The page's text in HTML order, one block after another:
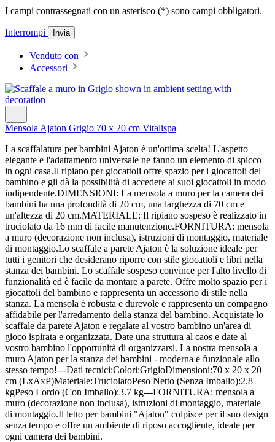
I campi contrassegnati con un asterisco (*) sono campi obbligatori.
Interrompi Invia
Venduto con
Accessori
Mensola Ajaton Grigio 70 x 20 cm Vitalispa
La scaffalatura per bambini Ajaton è un'ottima scelta! L'aspetto
elegante e l'adattamento universale ne fanno un elemento di spicco
in ogni casa.Il ripiano per giocattoli offre spazio per i giocattoli del
bambino e gli dà la possibilità di accedere ai suoi giocattoli in modo
indipendente.DIMENSIONI: La mensola a muro per la camera dei
bambini ha una profondità di 20 cm, una larghezza di 70 cm e
un'altezza di 20 cm.MATERIALE: Il ripiano sospeso è realizzato in
truciolato da 16 mm di facile manutenzione.FORNITURA: mensola
a muro (decorazione non inclusa), istruzioni di montaggio, materiale
di montaggio.Lo scaffale a parete Ajaton è la soluzione ideale per
tutti i genitori che desiderano riporre con stile giocattoli e libri nella
stanza dei bambini. Lo scaffale sospeso convince per l'alto livello di
funzionalità ed è facile da montare a parete. Offre molto spazio per i
giocattoli del bambino e rappresenta un accessorio di stile nella
stanza. La mensola è robusta e durevole e rappresenta un compagno
affidabile per l'arredamento della stanza del bambino. Acquistate lo
scaffale da parete Ajaton e regalate al vostro bambino un'area di
gioco ispirata e organizzata. Date una struttura al caos e date al
vostro bambino l'opportunità di organizzarsi. La nostra mensola a
muro Ajaton per la stanza dei bambini - moderna e funzionale allo
stesso tempo!---Dati tecnici:Colori:GrigioDimensioni:70 x 20 x 20
cm (LxAxP)Materiale:TruciolatoPeso Netto (Senza Imballo):2.8
kgPeso Lordo (Con Imballo):3.7 kg---FORNITURA: mensola a
muro (decorazione non inclusa), istruzioni di montaggio, materiale
di montaggio.Il letto per bambini "Ajaton" colpisce per il suo design
senza tempo e offre un ambiente di riposo accogliente, ideale per
ogni camera dei bambini.